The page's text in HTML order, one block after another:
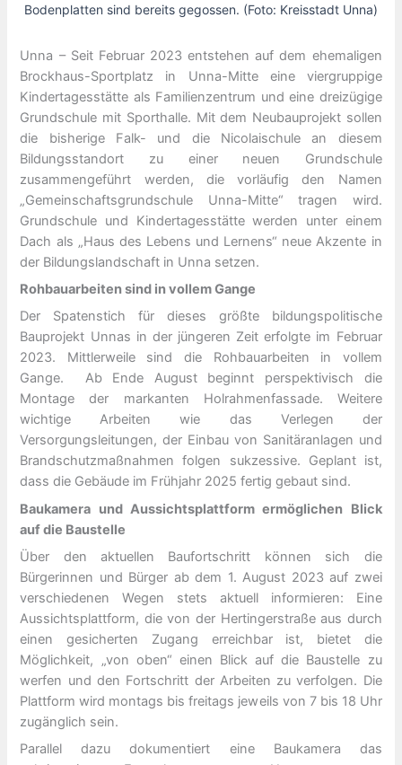
Bodenplatten sind bereits gegossen. (Foto: Kreisstadt Unna)
Unna – Seit Februar 2023 entstehen auf dem ehemaligen
Brockhaus-Sportplatz in Unna-Mitte eine viergruppige
Kindertagesstätte als Familienzentrum und eine dreizügige
Grundschule mit Sporthalle. Mit dem Neubauprojekt sollen
die bisherige Falk- und die Nicolaischule an diesem
Bildungsstandort zu einer neuen Grundschule
zusammengeführt werden, die vorläufig den Namen
„Gemeinschaftsgrundschule Unna-Mitte“ tragen wird.
Grundschule und Kindertagesstätte werden unter einem
Dach als „Haus des Lebens und Lernens“ neue Akzente in
der Bildungslandschaft in Unna setzen.
Rohbauarbeiten sind in vollem Gange
Der Spatenstich für dieses größte bildungspolitische
Bauprojekt Unnas in der jüngeren Zeit erfolgte im Februar
2023. Mittlerweile sind die Rohbauarbeiten in vollem
Gange. Ab Ende August beginnt perspektivisch die
Montage der markanten Holrahmenfassade. Weitere
wichtige Arbeiten wie das Verlegen der
Versorgungsleitungen, der Einbau von Sanitäranlagen und
Brandschutzmaßnahmen folgen sukzessive. Geplant ist,
dass die Gebäude im Frühjahr 2025 fertig gebaut sind.
Baukamera und Aussichtsplattform ermöglichen Blick
auf die Baustelle
Über den aktuellen Baufortschritt können sich die
Bürgerinnen und Bürger ab dem 1. August 2023 auf zwei
verschiedenen Wegen stets aktuell informieren: Eine
Aussichtsplattform, die von der Hertingerstraße aus durch
einen gesicherten Zugang erreichbar ist, bietet die
Möglichkeit, „von oben“ einen Blick auf die Baustelle zu
werfen und den Fortschritt der Arbeiten zu verfolgen. Die
Plattform wird montags bis freitags jeweils von 7 bis 18 Uhr
zugänglich sein.
Parallel dazu dokumentiert eine Baukamera das